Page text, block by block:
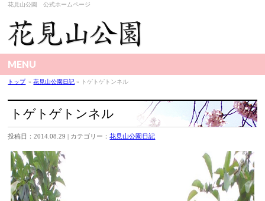
花見山公園 公式ホームページ
MENU
トップ »花見山公園日記 » トゲトゲトンネル
トゲトゲトンネル
投稿日：2014.08.29 | カテゴリー：花見山公園日記